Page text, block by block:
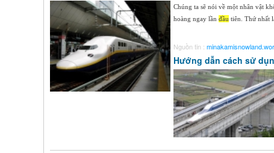
Chúng ta sẽ nói về một nhân vật
hoàng ngay lần đầu tiên. Thứ nhất
Nguồn tin :
Hướng dẫn cách sử